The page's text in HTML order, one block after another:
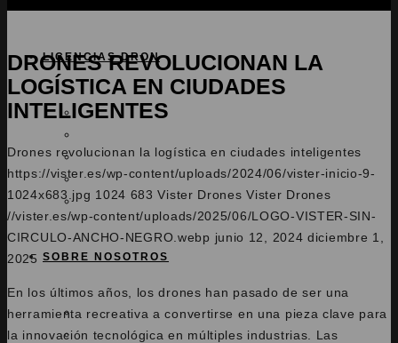
LICENCIAS DRON
Licencia A1/A3
Pack A1/A3 + A2
STS 01/02
Radiofonista
SOBRE NOSOTROS
EQUIPO
NOTICIAS
DRONES REVOLUCIONAN LA
LOGÍSTICA EN CIUDADES
INTELIGENTES
Drones revolucionan la logística en ciudades inteligentes
https://vister.es/wp-content/uploads/2024/06/vister-inicio-9-
1024x683.jpg 1024 683 Vister Drones Vister Drones
//vister.es/wp-content/uploads/2025/06/LOGO-VISTER-SIN-
CIRCULO-ANCHO-NEGRO.webp junio 12, 2024 diciembre 1,
2025
En los últimos años, los drones han pasado de ser una
herramienta recreativa a convertirse en una pieza clave para
la innovación tecnológica en múltiples industrias. Las